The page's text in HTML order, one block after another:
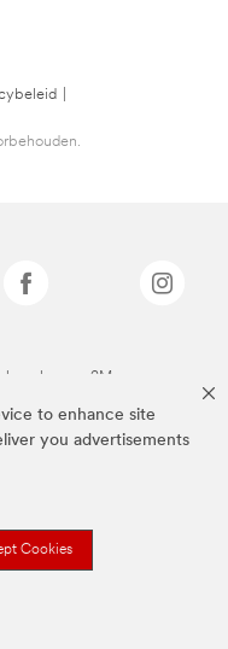
to enhance site
you advertisements
Cookies
van 3M.we